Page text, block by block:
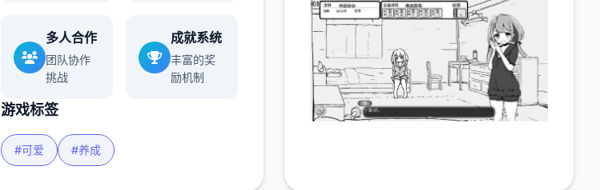
多人合作
团队协作
挑战
成就系统
丰富的奖
励机制
游戏标签
#可爱 #养成